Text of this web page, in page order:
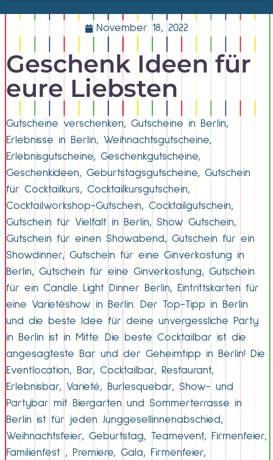
November 18, 2022
Geschenk Ideen für
eure Liebsten
Gutscheine verschenken, Gutscheine in Berlin,
Erlebnisse in Berlin, Weihnachtsgutscheine,
Erlebnisgutscheine, Geschenkgutscheine,
Geschenkideen, Geburtstagsgutscheine, Gutschein
für Cocktailkurs, Cocktailkursgutschein,
Cocktailworkshop-Gutschein, Cocktailgutschein,
Gutschein für Vielfalt in Berlin, Show Gutschein,
Gutschein für einen Showabend, Gutschein für ein
Showdinner, Gutschein für eine Ginverkostung in
Berlin, Gutschein für eine Ginverkostung, Gutschein
für ein Candle Light Dinner Berlin, Eintrittskarten für
eine Varietéshow in Berlin. Der Top-Tipp in Berlin
und die beste Idee für deine unvergessliche Party
in Berlin ist in Mitte. Die beste Cocktailbar ist die
angesagteste Bar und der Geheimtipp in Berlin! Die
Eventlocation, Bar, Cocktailbar, Restaurant,
Erlebnisbar, Varieté, Burlesquebar, Show- und
Partybar mit Biergarten und Sommerterrasse in
Berlin ist für jeden Junggesellinnenabschied,
Weihnachtsfeier, Geburtstag, Teamevent, Firmenfeier,
Familienfest , Premiere, Gala, Firmenfeier,